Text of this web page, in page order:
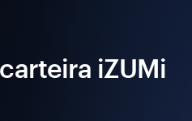
iZUMi